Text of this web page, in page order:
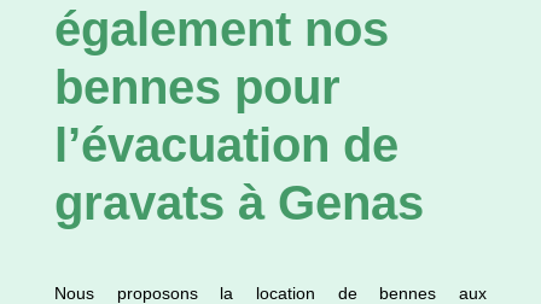
également nos
bennes pour
l’évacuation de
gravats à Genas
Nous proposons la location de bennes aux